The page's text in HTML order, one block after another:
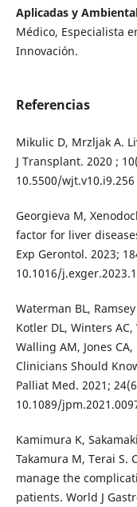
Aplicadas y
Médico, Especialista
Innovación.
Referencias
Mikulic D, Mrzljak A.
J Transplant. 2020 ;
10.5500/wjt.v10.i9.256
Georgieva M,
factor for liver
Exp Gerontol. 2023;
10.1016/
Waterman BL,
Kotler DL, Winters
Walling AM, Jones
Clinicians Should
Palliat Med. 2021;
10.1089/
Kamimura K,
Takamura M, Terai S.
manage the
patients. World J